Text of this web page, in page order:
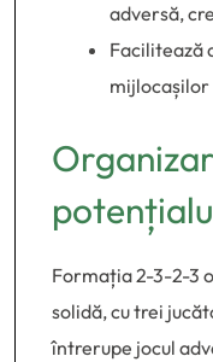
adversă,
Facilitează
Formația 2-3-2-3
solidă, cu trei
întrerupe jocul